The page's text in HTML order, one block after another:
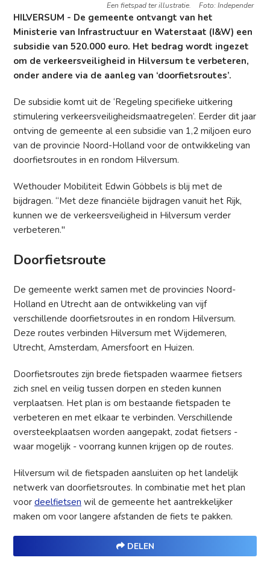
Een fietspad ter illustratie. Foto: Independer
HILVERSUM - De gemeente ontvangt van het
Ministerie van Infrastructuur en Waterstaat (I&W) een
subsidie van 520.000 euro. Het bedrag wordt ingezet
om de verkeersveiligheid in Hilversum te verbeteren,
onder andere via de aanleg van ‘doorfietsroutes’.
De subsidie komt uit de ‘Regeling specifieke uitkering
stimulering verkeersveiligheidsmaatregelen’. Eerder dit jaar
ontving de gemeente al een subsidie van 1,2 miljoen euro
van de provincie Noord-Holland voor de ontwikkeling van
doorfietsroutes in en rondom Hilversum.
Wethouder Mobiliteit Edwin Göbbels is blij met de
bijdragen. “Met deze financiële bijdragen vanuit het Rijk,
kunnen we de verkeersveiligheid in Hilversum verder
verbeteren."
Doorfietsroute
De gemeente werkt samen met de provincies Noord-
Holland en Utrecht aan de ontwikkeling van vijf
verschillende doorfietsroutes in en rondom Hilversum.
Deze routes verbinden Hilversum met Wijdemeren,
Utrecht, Amsterdam, Amersfoort en Huizen.
Doorfietsroutes zijn brede fietspaden waarmee fietsers
zich snel en veilig tussen dorpen en steden kunnen
verplaatsen. Het plan is om bestaande fietspaden te
verbeteren en met elkaar te verbinden. Verschillende
oversteekplaatsen worden aangepakt, zodat fietsers -
waar mogelijk - voorrang kunnen krijgen op de routes.
Hilversum wil de fietspaden aansluiten op het landelijk
netwerk van doorfietsroutes. In combinatie met het plan
voor deelfietsen wil de gemeente het aantrekkelijker
maken om voor langere afstanden de fiets te pakken.
DELEN